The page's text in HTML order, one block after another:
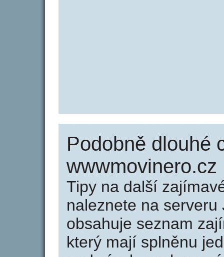
Podobně dlouhé
wwwmovinero.cz
Tipy na další
naleznete na serveru
obsahuje seznam
který mají splněnu